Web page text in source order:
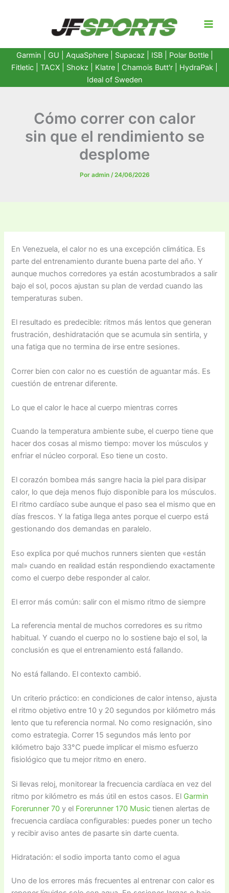
Garmin GU AquaSphere| Supacaz | ISB | Polar Bottle|
Fitletic
TACX Shokz Klatre Chamois Butt'r HydraPak
Ideal of Sweden
Cómo correr con calor
sin que el rendimiento se
desplome
Por admin /24/06/2026
En Venezuela, el calor no es una excepción climática. Es
parte del entrenamiento durante buena parte del año. Y
aunque muchos corredores ya están acostumbrados a salir
bajo el sol, pocos ajustan su plan de verdad cuando las
temperaturas suben.
El resultado es predecible: ritmos más lentos que generan
frustración, deshidratación que se acumula sin sentirla, y
una fatiga que no termina de irse entre sesiones.
Correr bien con calor no es cuestión de aguantar más. Es
cuestión de entrenar diferente.
Lo que el calor le hace al cuerpo mientras corres
Cuando la temperatura ambiente sube, el cuerpo tiene que
hacer dos cosas al mismo tiempo: mover los músculos y
enfriar el núcleo corporal. Eso tiene un costo.
El corazón bombea más sangre hacia la piel para disipar
calor, lo que deja menos flujo disponible para los músculos.
El ritmo cardíaco sube aunque el paso sea el mismo que en
días frescos. Y la fatiga llega antes porque el cuerpo está
gestionando dos demandas en paralelo.
Eso explica por qué muchos runners sienten que «están
mal» cuando en realidad están respondiendo exactamente
como el cuerpo debe responder al calor.
El error más común: salir con el mismo ritmo de siempre
La referencia mental de muchos corredores es su ritmo
habitual. Y cuando el cuerpo no lo sostiene bajo el sol, la
conclusión es que el entrenamiento está fallando.
No está fallando. El contexto cambió.
Un criterio práctico: en condiciones de calor intenso, ajusta
el ritmo objetivo entre 10 y 20 segundos por kilómetro más
lento que tu referencia normal. No como resignación, sino
como estrategia. Correr 15 segundos más lento por
kilómetro bajo 33°C puede implicar el mismo esfuerzo
fisiológico que tu mejor ritmo en enero.
Si llevas reloj, monitorear la frecuencia cardíaca en vez del
ritmo por kilómetro es más útil en estos casos. El Garmin
Forerunner 70 y el Forerunner 170 Music tienen alertas de
frecuencia cardíaca configurables: puedes poner un techo
y recibir aviso antes de pasarte sin darte cuenta.
Hidratación: el sodio importa tanto como el agua
Uno de los errores más frecuentes al entrenar con calor es